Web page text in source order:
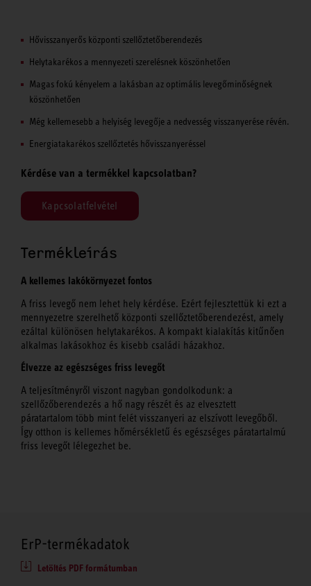
Hővisszanyerős központi szellőztetőberendezés
Helytakarékos a mennyezeti szerelésnek köszönhetően
Magas fokú kényelem a lakásban az optimális levegőminőségnek
köszönhetően
Még kellemesebb a helyiség levegője a nedvesség visszanyerése révén.
Energiatakarékos szellőztetés hővisszanyeréssel
Kérdése van a termékkel kapcsolatban?
Kapcsolatfelvétel
Termékleírás
A kellemes lakókörnyezet fontos
A friss levegő nem lehet hely kérdése. Ezért fejlesztettük ki ezt a
mennyezetre szerelhető központi szellőztetőberendezést, amely
ezáltal különösen helytakarékos. A kompakt kialakítás kitűnően
alkalmas lakásokhoz és kisebb családi házakhoz.
Élvezze az egészséges friss levegőt
A teljesítményről viszont nagyban gondolkodunk: a
szellőzőberendezés a hő nagy részét és az elvesztett
páratartalom több mint felét visszanyeri az elszívott levegőből.
Így otthon is kellemes hőmérsékletű és egészséges páratartalmú
friss levegőt lélegezhet be.
ErP-termékadatok
Letöltés PDF formátumban